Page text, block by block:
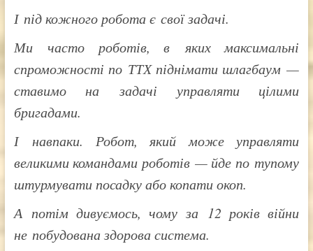
І під кожного робота є свої задачі.
Ми часто роботів, в яких максимальні
спроможності по ТТХ піднімати шлагбаум —
ставимо на задачі управляти цілими
бригадами.
І навпаки. Робот, який може управляти
великими командами роботів — йде по тупому
штурмувати посадку або копати окоп.
А потім дивуємось, чому за 12 років війни
не побудована здорова система.